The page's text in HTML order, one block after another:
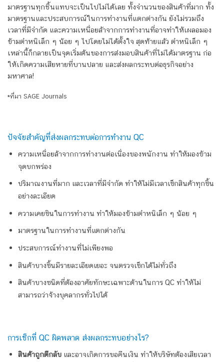
มาตรฐานทุกชิ้นแทบจะเป็นไปไม่ได้เลย ทั้งจำนวนของสินค้าที่มาก ทั้ง
มาตรฐานและประสบการณ์ในการทำงานที่แตกต่างกัน ยังไม่รวมถึง
เวลาที่มีจำกัด และความเหนื่อยล้าจากการทำงานที่อาจทำให้เผลอมอง
ข้ามตำหนิเล็ก ๆ น้อย ๆ ไปโดยไม่ได้ตั้งใจ สุดท้ายแล้ว ตำหนิเล็ก ๆ
เหล่านี้ก็กลายเป็นจุดเริ่มต้นของการส่งมอบสินค้าที่ไม่ได้มาตรฐาน ก่อ
ให้เกิดความเสียหายที่บานปลาย และส่งผลกระทบต่อธุรกิจอย่าง
มหาศาล!
*ที่มา SAGE Journals
ปัจจัยสำคัญที่ส่งผลกระทบต่อการทำงาน QC
ความเหนื่อยล้าจากการทำงานต่อเนื่องของพนักงาน ทำให้มองข้าม
จุดบกพร่อง
ปริมาณงานที่มาก และเวลาที่มีจำกัด ทำให้ไม่มีเวลาเช็กสินค้าทุกชิ้น
อย่างละเอียด
ความเคยชินในการทำงาน ทำให้มองข้ามตำหนิเล็ก ๆ น้อย ๆ
มาตรฐานในการทำงานที่แตกต่างกัน
ประสบการณ์ทำงานที่ไม่เพียงพอ
สินค้าบางชิ้นมีรายละเอียดเยอะ จนตรวจเช็กได้ไม่ทั่วถึง
สินค้าบางชนิดที่ต้องอาศัยทักษะเฉพาะด้านในการ QC ทำให้ไม่
สามารถว่าจ้างบุคลากรทั่วไปได้
การเช็กที่ QC ผิดพลาด ส่งผลกระทบอย่างไร?
สินค้าถูกตีกลับและอาจเกิดการขอคืนเงิน ทำให้บริษัทต้องเสียเวลา